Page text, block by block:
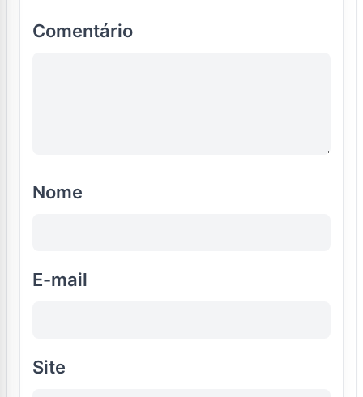
Comentário
Nome
E-mail
Site